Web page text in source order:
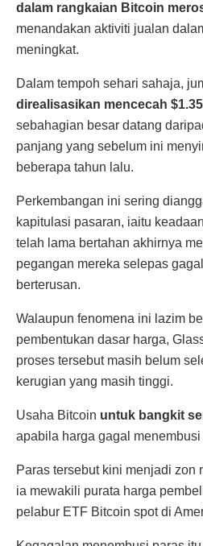
dalam rangkaian Bitcoin
menandakan aktiviti jualan
meningkat.
Dalam tempoh sehari sahaja,
direalisasikan mencecah
sebahagian besar datang
panjang yang sebelum ini
beberapa tahun lalu.
Perkembangan ini sering
kapitulasi pasaran, iaitu
telah lama bertahan akhirnya
pegangan mereka selepas
berterusan.
Walaupun fenomena ini lazim
pembentukan dasar harga,
proses tersebut masih belum
kerugian yang masih tinggi.
Usaha Bitcoin untuk bangkit
apabila harga gagal
Paras tersebut kini menjadi zon
ia mewakili purata harga
pelabur ETF Bitcoin spot di